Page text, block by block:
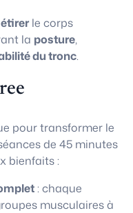
étirerle corps
la posture,
du tronc.
pour transformer le
de 45 minutes
bienfaits :
: chaque
musculaires à